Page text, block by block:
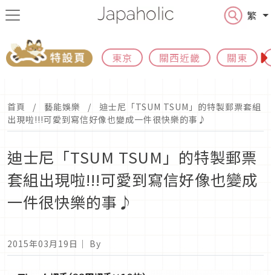
繁
東京 關西近畿 關東
首頁 藝能娛樂
迪士尼「TSUM TSUM」的特製郵票套組
出現啦!!!可愛到寫信好像也變成一件很快樂的事♪
迪士尼「TSUM TSUM」的特製郵票
套組出現啦!!!可愛到寫信好像也變成
一件很快樂的事♪
2015年03月19日 ｜ By